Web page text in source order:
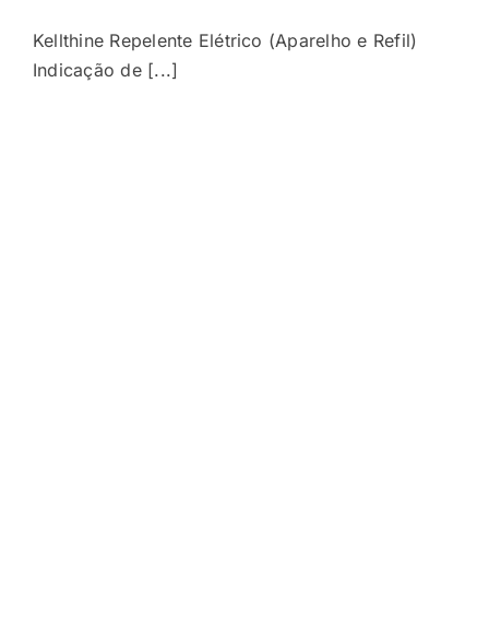
Kellthine Repelente Elétrico (Aparelho e Refil)
Indicação de [...]